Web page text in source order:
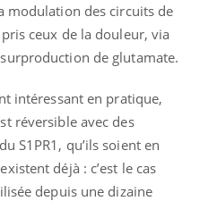
modulation des circuits de
ceux de la douleur, via
de glutamate.
intéressant en pratique,
réversible avec des
S1PR1, qu’ils soient en
déjà : c’est le cas
depuis une dizaine